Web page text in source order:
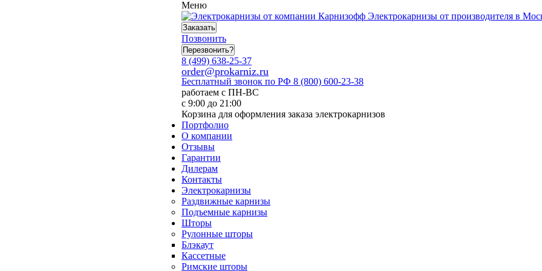
Меню
Электрокарнизы от производителя в
Заказать
Позвонить
Перезвонить?
8 (499) 638-25-37
order@prokarniz.ru
Бесплатный звонок по РФ 8 (800) 600-23-38
работаем с ПН-ВС
с 9:00 до 21:00
Корзина для оформления заказа электрокарнизов
Портфолио
О компании
Отзывы
Гарантии
Дилерам
Контакты
Электрокарнизы
Раздвижные карнизы
Подъемные карнизы
Шторы
Рулонные шторы
Блэкаут
Кассетные
Римские шторы